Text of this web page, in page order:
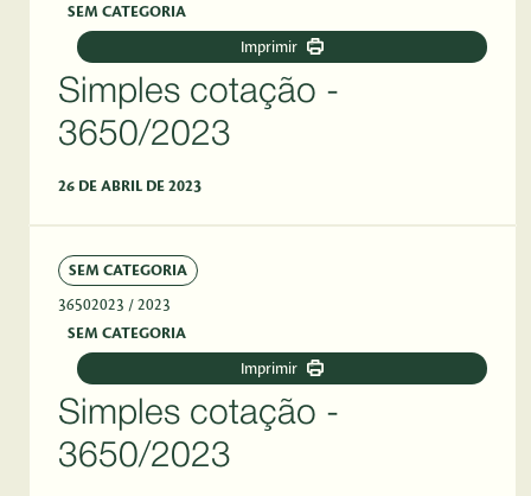
SEM CATEGORIA
Imprimir
Simples cotação -
3650/2023
26 DE ABRIL DE 2023
SEM CATEGORIA
36502023 / 2023
SEM CATEGORIA
Imprimir
Simples cotação -
3650/2023